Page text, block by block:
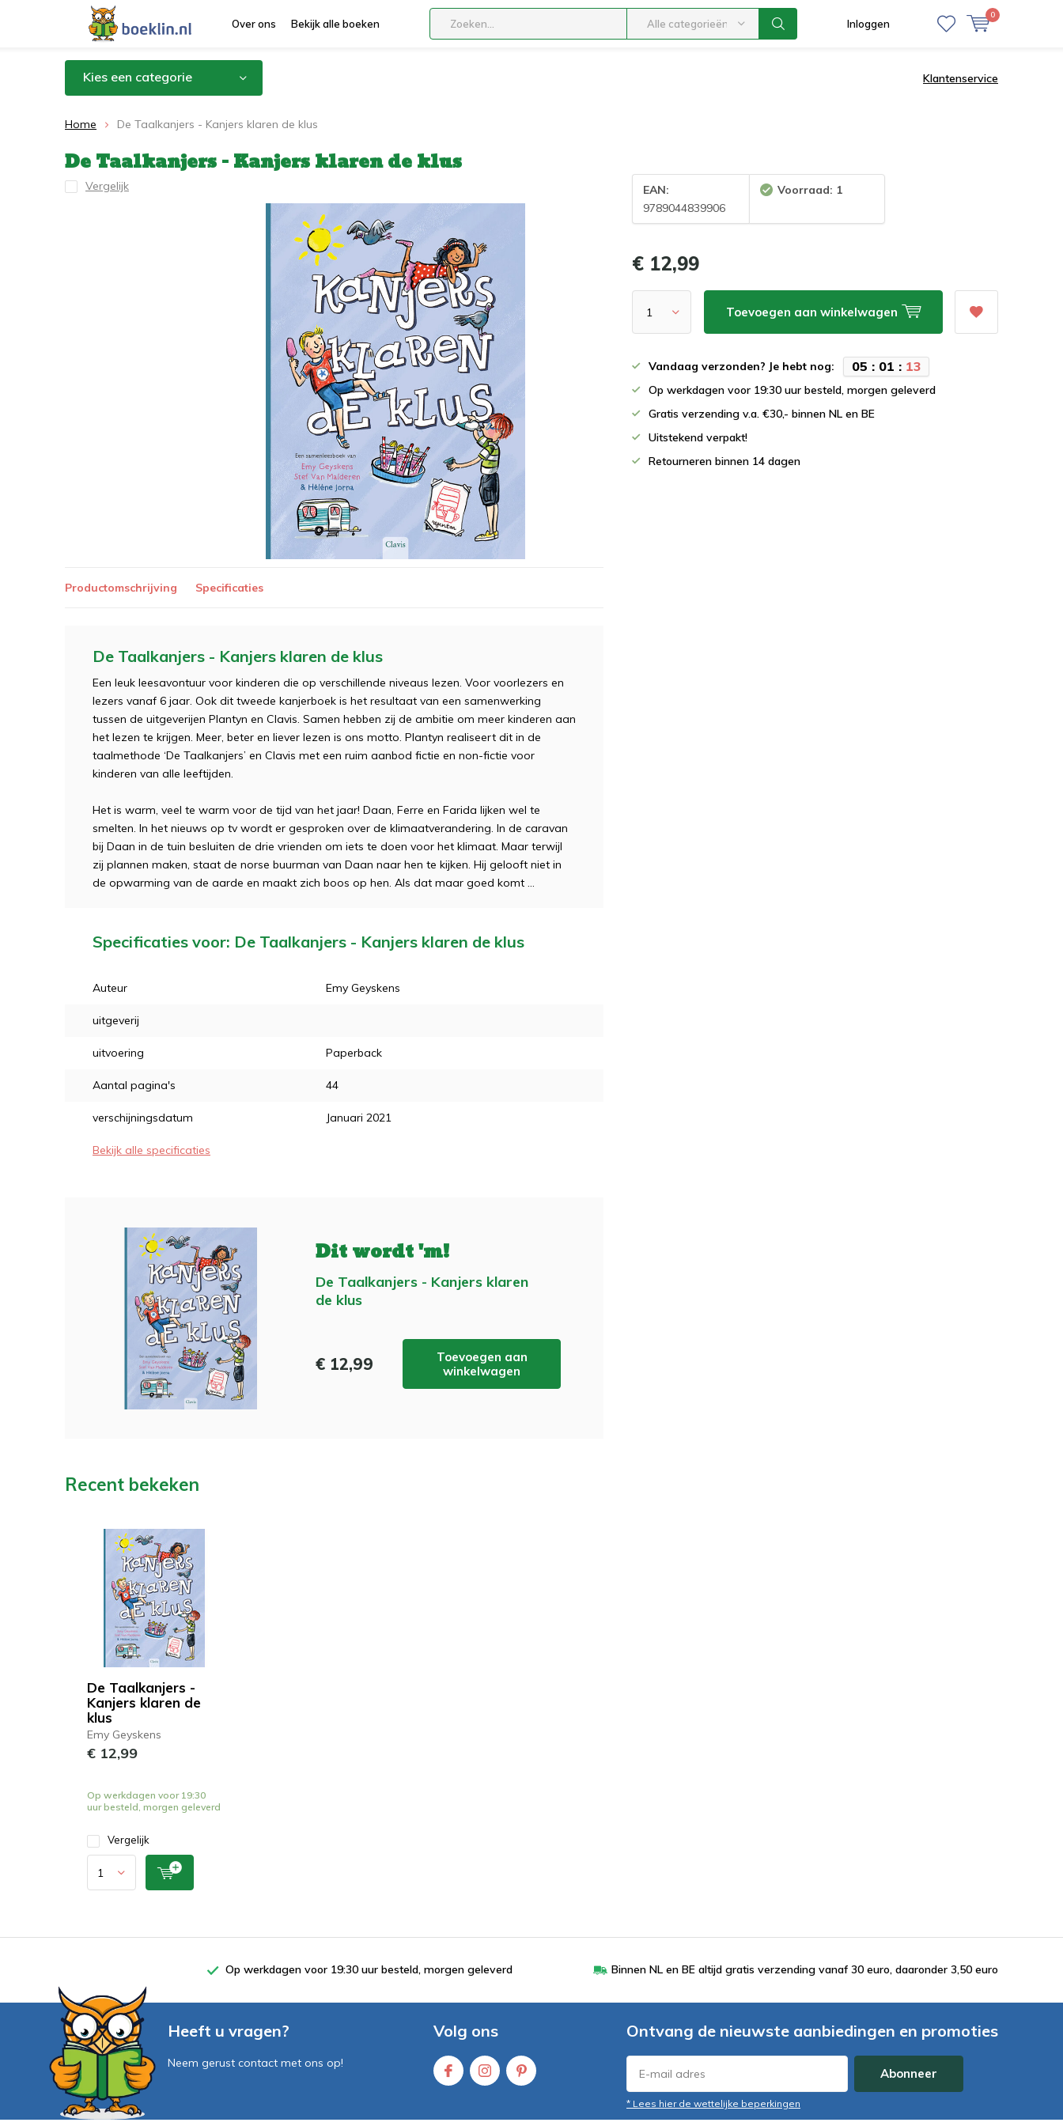
Over ons Bekijk alle boeken Alle categorieën Inloggen
0
Kies een categorie Klantenservice
Home De Taalkanjers - Kanjers klaren de klus
De Taalkanjers - Kanjers klaren de klus
Vergelijk
EAN:
9789044839906
Voorraad: 1
€ 12,99
Toevoegen aan winkelwagen
Vandaag verzonden? Je hebt nog: 05 : 01 : 13
Op werkdagen voor 19:30 uur besteld, morgen geleverd
Gratis verzending v.a. €30,- binnen NL en BE
Uitstekend verpakt!
Retourneren binnen 14 dagen
Productomschrijving Specificaties
De Taalkanjers - Kanjers klaren de klus
Een leuk leesavontuur voor kinderen die op verschillende niveaus lezen. Voor voorlezers en
lezers vanaf 6 jaar. Ook dit tweede kanjerboek is het resultaat van een samenwerking
tussen de uitgeverijen Plantyn en Clavis. Samen hebben zij de ambitie om meer kinderen aan
het lezen te krijgen. Meer, beter en liever lezen is ons motto. Plantyn realiseert dit in de
taalmethode ‘De Taalkanjers’ en Clavis met een ruim aanbod fictie en non-fictie voor
kinderen van alle leeftijden.
Het is warm, veel te warm voor de tijd van het jaar! Daan, Ferre en Farida lijken wel te
smelten. In het nieuws op tv wordt er gesproken over de klimaatverandering. In de caravan
bij Daan in de tuin besluiten de drie vrienden om iets te doen voor het klimaat. Maar terwijl
zij plannen maken, staat de norse buurman van Daan naar hen te kijken. Hij gelooft niet in
de opwarming van de aarde en maakt zich boos op hen. Als dat maar goed komt …
Specificaties voor: De Taalkanjers - Kanjers klaren de klus
Auteur Emy Geyskens
uitgeverij
uitvoering Paperback
Aantal pagina's 44
verschijningsdatum Januari 2021
Bekijk alle specificaties
Dit wordt 'm!
De Taalkanjers - Kanjers klaren
de klus
€ 12,99
Toevoegen aan
winkelwagen
Recent bekeken
De Taalkanjers -
Kanjers klaren de
klus
Emy Geyskens
€ 12,99
Op werkdagen voor 19:30
uur besteld, morgen geleverd
Vergelijk
Op werkdagen voor 19:30 uur besteld, morgen geleverd Binnen NL en BE altijd gratis verzending vanaf 30 euro, daaronder 3,50 euro
Heeft u vragen?
Neem gerust contact met ons op!
Volg ons Ontvang de nieuwste aanbiedingen en promoties
Abonneer
* Lees hier de wettelijke beperkingen